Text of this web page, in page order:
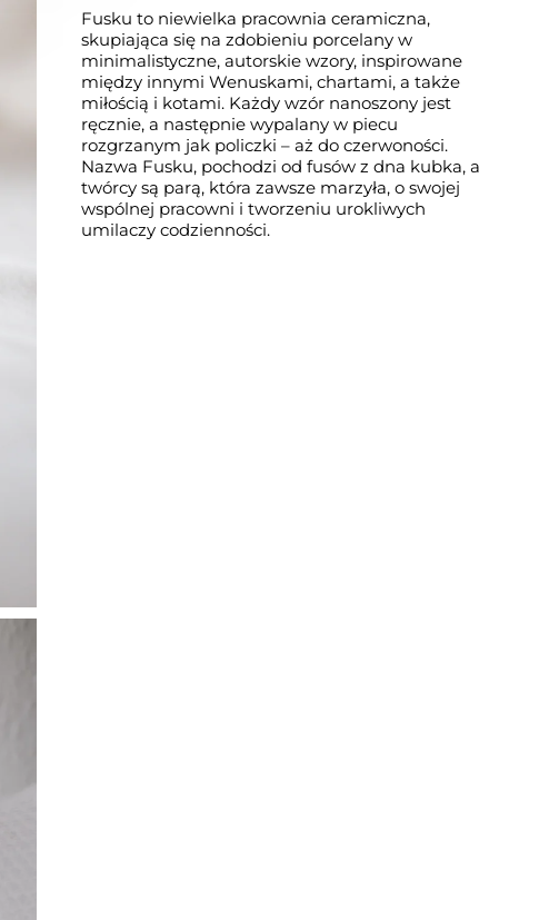
Fusku to niewielka pracownia ceramiczna,
skupiająca się na zdobieniu porcelany w
minimalistyczne, autorskie wzory, inspirowane
między innymi Wenuskami, chartami, a także
miłością i kotami. Każdy wzór nanoszony jest
ręcznie, a następnie wypalany w piecu
rozgrzanym jak policzki – aż do czerwoności.
Nazwa Fusku, pochodzi od fusów z dna kubka, a
twórcy są parą, która zawsze marzyła, o swojej
wspólnej pracowni i tworzeniu urokliwych
umilaczy codzienności.